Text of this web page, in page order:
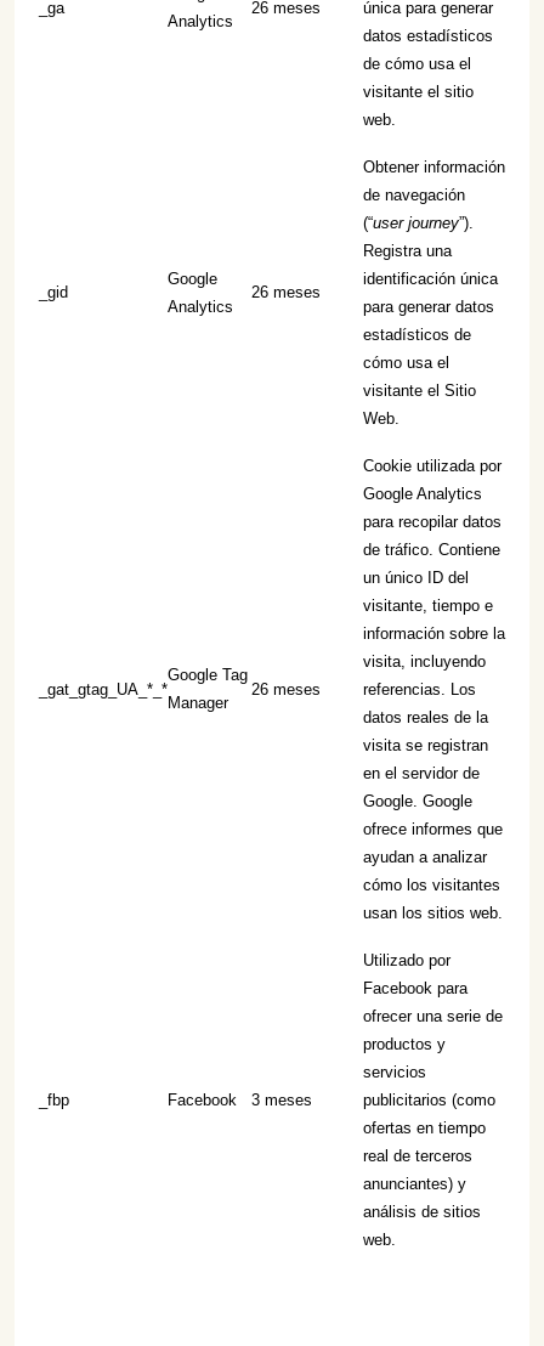
_ga
Analytics
26 meses
única para generar
datos estadísticos
de cómo usa el
visitante el sitio
web.
_gid
Google
Analytics
26 meses
Obtener información
de navegación
(“user journey”).
Registra una
identificación única
para generar datos
estadísticos de
cómo usa el
visitante el Sitio
Web.
_gat_gtag_UA_*_*
Google Tag
Manager
26 meses
Cookie utilizada por
Google Analytics
para recopilar datos
de tráfico. Contiene
un único ID del
visitante, tiempo e
información sobre la
visita, incluyendo
referencias. Los
datos reales de la
visita se registran
en el servidor de
Google. Google
ofrece informes que
ayudan a analizar
cómo los visitantes
usan los sitios web.
_fbp Facebook 3 meses
Utilizado por
Facebook para
ofrecer una serie de
productos y
servicios
publicitarios (como
ofertas en tiempo
real de terceros
anunciantes) y
análisis de sitios
web.